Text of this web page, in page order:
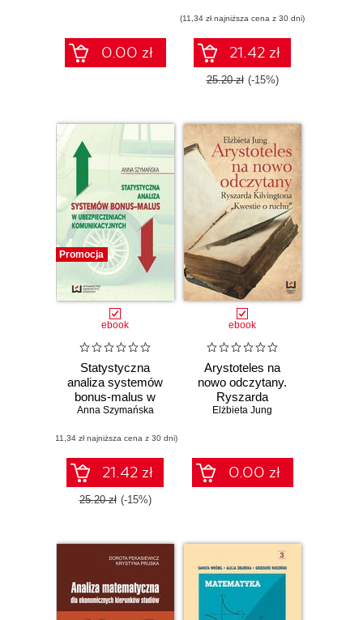
ekonomicznych
0.00 zł
(11,34 zł najniższa cena z 30 dni)
21.42 zł
25.20 zł (-15%)
Promocja
ebook
Statystyczna
analiza systemów
bonus-malus w
ubezpieczeniach
Anna Szymańska
(11,34 zł najniższa cena z 30 dni)
21.42 zł
25.20 zł (-15%)
ebook
Arystoteles na
nowo odczytany.
Ryszarda
Kilvingtona
Elżbieta Jung
0.00 zł